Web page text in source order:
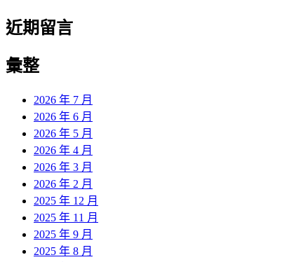
近期留言
彙整
2026 年 7 月
2026 年 6 月
2026 年 5 月
2026 年 4 月
2026 年 3 月
2026 年 2 月
2025 年 12 月
2025 年 11 月
2025 年 9 月
2025 年 8 月